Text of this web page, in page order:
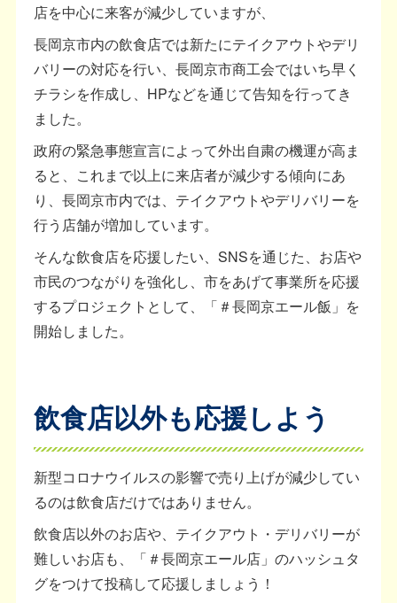
店を中心に来客が減少していますが、
長岡京市内の飲食店では新たにテイクアウトやデリ
バリーの対応を行い、長岡京市商工会ではいち早く
チラシを作成し、HPなどを通じて告知を行ってき
ました。
政府の緊急事態宣言によって外出自粛の機運が高ま
ると、これまで以上に来店者が減少する傾向にあ
り、長岡京市内では、テイクアウトやデリバリーを
行う店舗が増加しています。
そんな飲食店を応援したい、SNSを通じた、お店や
市民のつながりを強化し、市をあげて事業所を応援
するプロジェクトとして、「＃長岡京エール飯」を
開始しました。
飲食店以外も応援しよう
新型コロナウイルスの影響で売り上げが減少してい
るのは飲食店だけではありません。
飲食店以外のお店や、テイクアウト・デリバリーが
難しいお店も、「＃長岡京エール店」のハッシュタ
グをつけて投稿して応援しましょう！